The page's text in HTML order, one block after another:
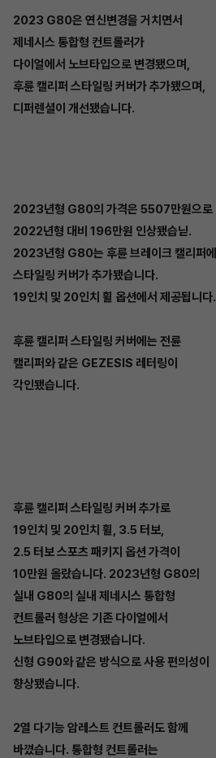
2023 G80은 연신변경을 거치면서
제네시스 통합형 컨트롤러가
다이얼에서 노브타입으로 변경됐으며,
후륜 캘리퍼 스타일링 커버가 추가됐으며,
디퍼렌셜이 개선됐습니다.
2023년형 G80의 가격은 5507만원으로
2022년형 대비 196만원 인상됐습닏.
2023년형 G80는 후륜 브레이크 캘리퍼에
스타일링 커버가 추가됐습니다.
19인치 및 20인치 휠 옵션에서 제공됩니다.
후륜 캘리퍼 스타일링 커버에는 전륜
캘리퍼와 같은 GEZESIS 레터링이
각인됐습니다.
후륜 캘리퍼 스타일링 커버 추가로
19인치 및 20인치 휠, 3.5 터보,
2.5 터보 스포츠 패키지 옵션 가격이
10만원 올랐습니다. 2023년형 G80의
실내 G80의 실내 제네시스 통합형
컨트롤러 형상은 기존 다이얼에서
노브타입으로 변경됐습니다.
신형 G90와 같은 방식으로 사용 편의성이
향상됐습니다.
2열 다기능 암레스트 컨트롤러도 함께
바꼈습니다. 통합형 컨트롤러는